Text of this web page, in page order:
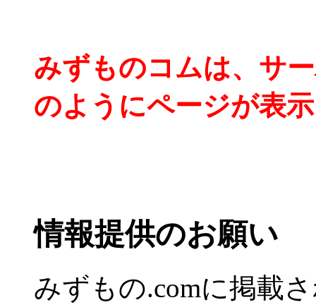
みずものコムは、サ
のようにページが表
情報提供のお願い
みずもの.comに掲載